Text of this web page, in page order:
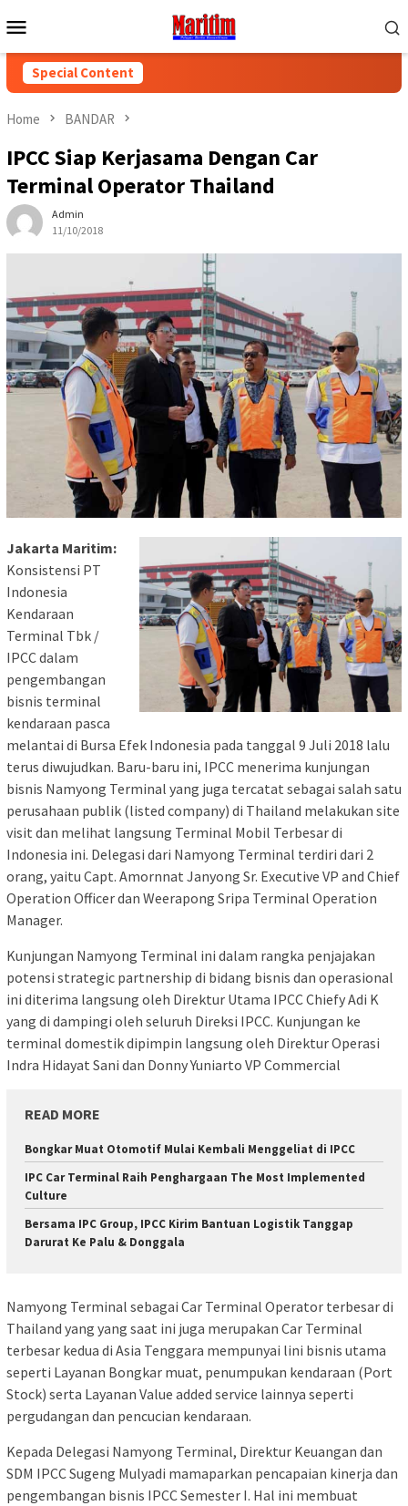
to
Menu
Special Content
Home BANDAR
IPCC Siap Kerjasama Dengan Car
Terminal Operator Thailand
Admin
11/10/2018
Jakarta Maritim:
Konsistensi PT
Indonesia
Kendaraan
Terminal Tbk /
IPCC dalam
pengembangan
bisnis terminal
kendaraan pasca
melantai di Bursa Efek Indonesia pada tanggal 9 Juli 2018 lalu
terus diwujudkan. Baru-baru ini, IPCC menerima kunjungan
bisnis Namyong Terminal yang juga tercatat sebagai salah satu
perusahaan publik (listed company) di Thailand melakukan site
visit dan melihat langsung Terminal Mobil Terbesar di
Indonesia ini. Delegasi dari Namyong Terminal terdiri dari 2
orang, yaitu Capt. Amornnat Janyong Sr. Executive VP and Chief
Operation Officer dan Weerapong Sripa Terminal Operation
Manager.
Kunjungan Namyong Terminal ini dalam rangka penjajakan
potensi strategic partnership di bidang bisnis dan operasional
ini diterima langsung oleh Direktur Utama IPCC Chiefy Adi K
yang di dampingi oleh seluruh Direksi IPCC. Kunjungan ke
terminal domestik dipimpin langsung oleh Direktur Operasi
Indra Hidayat Sani dan Donny Yuniarto VP Commercial
READ MORE
Bongkar Muat Otomotif Mulai Kembali Menggeliat di IPCC
IPC Car Terminal Raih Penghargaan The Most Implemented
Culture
Bersama IPC Group, IPCC Kirim Bantuan Logistik Tanggap
Darurat Ke Palu & Donggala
Namyong Terminal sebagai Car Terminal Operator terbesar di
Thailand yang yang saat ini juga merupakan Car Terminal
terbesar kedua di Asia Tenggara mempunyai lini bisnis utama
seperti Layanan Bongkar muat, penumpukan kendaraan (Port
Stock) serta Layanan Value added service lainnya seperti
pergudangan dan pencucian kendaraan.
Kepada Delegasi Namyong Terminal, Direktur Keuangan dan
SDM IPCC Sugeng Mulyadi mamaparkan pencapaian kinerja dan
pengembangan bisnis IPCC Semester I. Hal ini membuat